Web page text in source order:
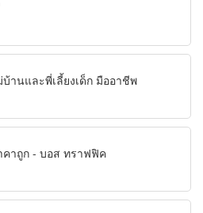
านและพี่เลี้ยงเด็ก มืออาชีพ
คาถูก - บอส ทราฟฟิค